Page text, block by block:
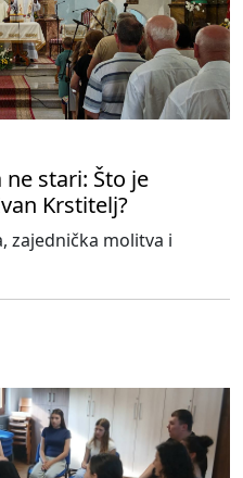
stari: Što je
Krstitelj?
zajednička molitva i